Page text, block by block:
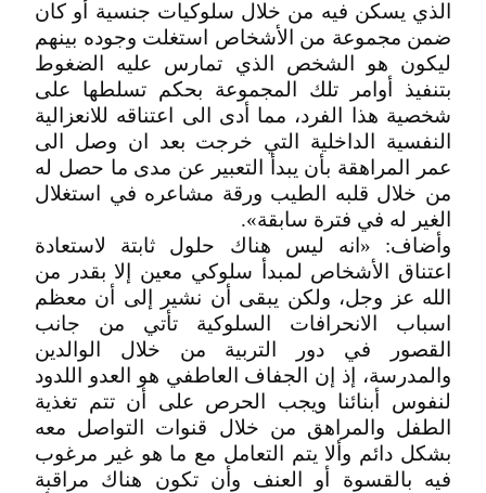
الذي يسكن فيه من خلال سلوكيات جنسية أو كان
ضمن مجموعة من الأشخاص استغلت وجوده بينهم
ليكون هو الشخص الذي تمارس عليه الضغوط
بتنفيذ أوامر تلك المجموعة بحكم تسلطها على
شخصية هذا الفرد، مما أدى الى اعتناقه للانعزالية
النفسية الداخلية التي خرجت بعد ان وصل الى
عمر المراهقة بأن يبدأ التعبير عن مدى ما حصل له
من خلال قلبه الطيب ورقة مشاعره في استغلال
الغير له في فترة سابقة».
وأضاف: «انه ليس هناك حلول ثابتة لاستعادة
اعتناق الأشخاص لمبدأ سلوكي معين إلا بقدر من
الله عز وجل، ولكن يبقى أن نشير إلى أن معظم
اسباب الانحرافات السلوكية تأتي من جانب
القصور في دور التربية من خلال الوالدين
والمدرسة، إذ إن الجفاف العاطفي هو العدو اللدود
لنفوس أبنائنا ويجب الحرص على أن تتم تغذية
الطفل والمراهق من خلال قنوات التواصل معه
بشكل دائم وألا يتم التعامل مع ما هو غير مرغوب
فيه بالقسوة أو العنف وأن تكون هناك مراقبة